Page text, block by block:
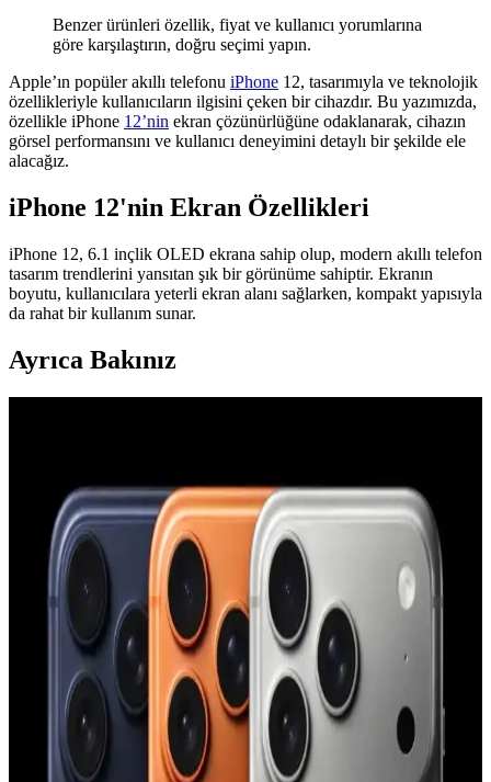
Benzer ürünleri özellik, fiyat ve kullanıcı yorumlarına
göre karşılaştırın, doğru seçimi yapın.
Apple’ın popüler akıllı telefonu iPhone 12, tasarımıyla ve teknolojik
özellikleriyle kullanıcıların ilgisini çeken bir cihazdır. Bu yazımızda,
özellikle iPhone 12’nin ekran çözünürlüğüne odaklanarak, cihazın
görsel performansını ve kullanıcı deneyimini detaylı bir şekilde ele
alacağız.
iPhone 12'nin Ekran Özellikleri
iPhone 12, 6.1 inçlik OLED ekrana sahip olup, modern akıllı telefon
tasarım trendlerini yansıtan şık bir görünüme sahiptir. Ekranın
boyutu, kullanıcılara yeterli ekran alanı sağlarken, kompakt yapısıyla
da rahat bir kullanım sunar.
Ayrıca Bakınız
YoungKit iPhone 14 Pro Max kılıfı, dayanıklı malzeme ve şeffaf
tasarımıyla üstün koruma sağlar, estetik ve fonksiyonelliği bir arada
sunar, çevre dostudur ve manyetik şarj uyumludur.
Apple iPhone 11 Pro Max için şık ve dayanıklı TPU
malzemeden koruyucu kılıf
Şeffaf ve renkli tasarımıyla dikkat çeken Case 4U Omega Kapak,
dayanıklı TPU malzemeden üretilmiş olup, telefonunuzu estetik ve
fonksiyonellik açısından üstün seviyede korur.
iPhone Saat Uygulamasında Tıklama ve Süpürme
Hareketlerinin Güç Modlarına Göre Değişimi